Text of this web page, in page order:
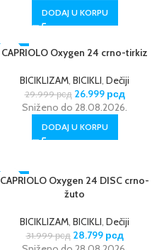
DODAJ U KORPU
-10%
CAPRIOLO Oxygen 24 crno-tirkiz
BICIKLIZAM, BICIKLI, Dečiji
29.999рсд 26.999 рсд
Sniženo do 28.08.2026.
DODAJ U KORPU
-10%
CAPRIOLO Oxygen 24 DISC crno-
žuto
BICIKLIZAM, BICIKLI, Dečiji
31.999рсд 28.799 рсд